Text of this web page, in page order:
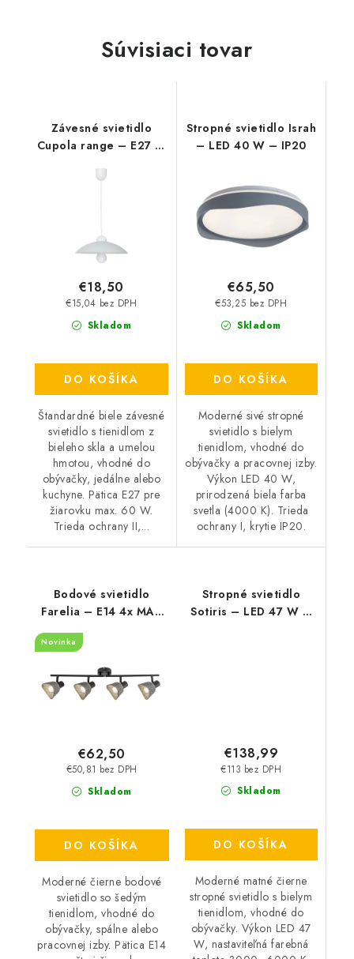
Súvisiaci tovar
Závesné svietidlo
Cupola range – E27 1x
Skladom
€15,04 bez DPH
€18,50
DO KOŠÍKA
Štandardné biele závesné
svietidlo s tienidlom z
bieleho skla a umelou
hmotou, vhodné do
obývačky, jedálne alebo
kuchyne. Pätica E27 pre
žiarovku max. 60 W.
Trieda ochrany II,...
Stropné svietidlo Israh
– LED 40 W – IP20
Skladom
€53,25 bez DPH
€65,50
DO KOŠÍKA
Moderné sivé stropné
svietidlo s bielym
tienidlom, vhodné do
obývačky a pracovnej izby.
Výkon LED 40 W,
prirodzená biela farba
svetla (4000 K). Trieda
ochrany I, krytie IP20.
Bodové svietidlo
Farelia – E14 4x MAX
Novinka
Skladom
€50,81 bez DPH
€62,50
DO KOŠÍKA
Moderné čierne bodové
svietidlo so šedým
tienidlom, vhodné do
obývačky, spálne alebo
pracovnej izby. Pätica E14
Stropné svietidlo
Sotiris – LED 47 W –
Skladom
€113 bez DPH
€138,99
DO KOŠÍKA
Moderné matné čierne
stropné svietidlo s bielym
tienidlom, vhodné do
obývačky. Výkon LED 47
W, nastaviteľná farebná